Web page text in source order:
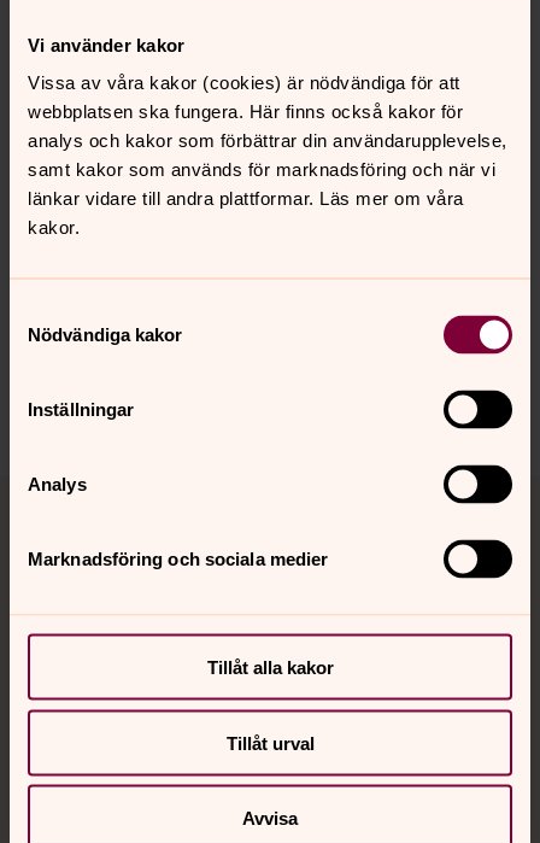
Vi använder kakor
Vissa av våra kakor (cookies) är nödvändiga för att
webbplatsen ska fungera. Här finns också kakor för
analys och kakor som förbättrar din användarupplevelse,
samt kakor som används för marknadsföring och när vi
länkar vidare till andra plattformar. Läs mer om våra
kakor.
Nödvändiga kakor
Inställningar
Analys
Marknadsföring och sociala medier
Tillåt alla kakor
Tillåt urval
Avvisa
Träffpunkter
Till våra verksamheter och träffpunkter är alla välkomna,
oavsett livsåskådning. Vi finns här för dig, i våra kyrkor
och församlingslokaler, genom personliga möten och
samtal. Vi ser fram emot att dela dagen med dig. Vi ses!
Senast ändrad 16 september 2022
innehåll?
Dela
Tillbaka till toppen
Tillbaka till innehållet
Kontakt
Kalender
Hitta snabbt